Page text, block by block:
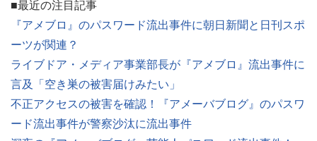
■最近の注目記事
『アメブロ』のパスワード流出事件に朝日新聞と日刊スポ
ーツが関連？
ライブドア・メディア事業部長が『アメブロ』流出事件に
言及「空き巣の被害届けみたい」
不正アクセスの被害を確認！『アメーバブログ』のパスワ
ード流出事件が警察沙汰に流出事件